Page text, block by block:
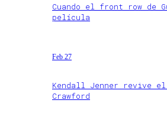
Cuando el front row de
película
Feb 27
Kendall Jenner revive
Crawford